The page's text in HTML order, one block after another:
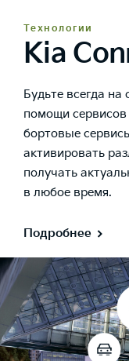
Технологии
Kia
Будьте всегда
помощи
бортовые
активировать
получать
в любое время.
Подробнее